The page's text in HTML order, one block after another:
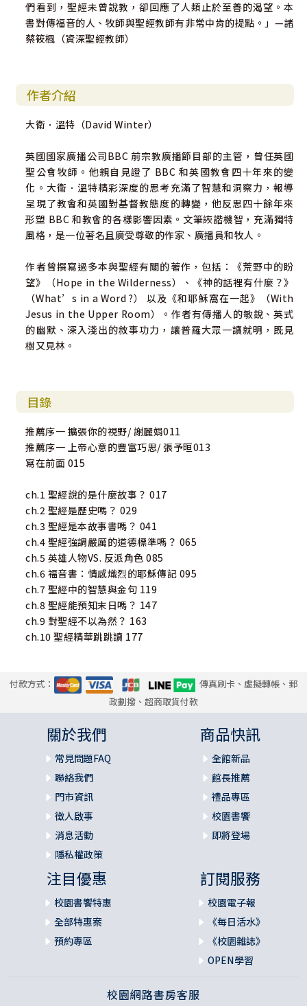
們看到，聖經未曾說教，卻回應了人類止於至善的渴望。本
書對傳福音的人、牧師與聖經教師有非常中肯的提點。」—諸
蔡筱楓（資深聖經教師）
作者介紹
大衛．溫特（David Winter）
英國國家廣播公司BBC 前宗教廣播節目部的主管，曾任英國
聖公會牧師。他親自見證了 BBC 和英國教會四十年來的變
化。大衛．溫特精彩深度的思考充滿了智慧和洞察力，報導
呈現了教會和英國對基督教態度的轉變，他反思四十餘年來
形塑 BBC 和教會的各樣影響因素。文筆詼諧機智，充滿獨特
風格，是一位著名且廣受尊敬的作家、廣播員和牧人。
作者曾撰寫過多本與聖經有關的著作，包括：《荒野中的盼
望》（Hope in the Wilderness）、《神的話裡有什麼？》
（What’s in a Word ?） 以及《和耶穌窩在一起》（With
Jesus in the Upper Room）。作者有傳播人的敏銳、英式
的幽默、深入淺出的敘事功力，讓普羅大眾一讀就明，既見
樹又見林。
目錄
推薦序一 擴張你的視野/ 謝麗娟011
推薦序一 上帝心意的豐富巧思/ 張予晅013
寫在前面 015
ch.1 聖經說的是什麼故事？ 017
ch.2 聖經是歷史嗎？ 029
ch.3 聖經是本故事書嗎？ 041
ch.4 聖經強調嚴厲的道德標準嗎？ 065
ch.5 英雄人物VS. 反派角色 085
ch.6 福音書：情感熾烈的耶穌傳記 095
ch.7 聖經中的智慧與金句 119
ch.8 聖經能預知末日嗎？ 147
ch.9 對聖經不以為然？ 163
ch.10 聖經精華跳跳讀 177
付款方式：
傳真刷卡、虛擬轉帳、郵
政劃撥、超商取貨付款
關於我們
常見問題FAQ
聯絡我們
門市資訊
徵人啟事
消息活動
隱私權政策
商品快訊
全館新品
館長推薦
禮品專區
校園書饗
即將登場
注目優惠
校園書饗特惠
全部特惠案
預約專區
訂閱服務
校園電子報
《每日活水》
《校園雜誌》
OPEN學習
校園網路書房客服